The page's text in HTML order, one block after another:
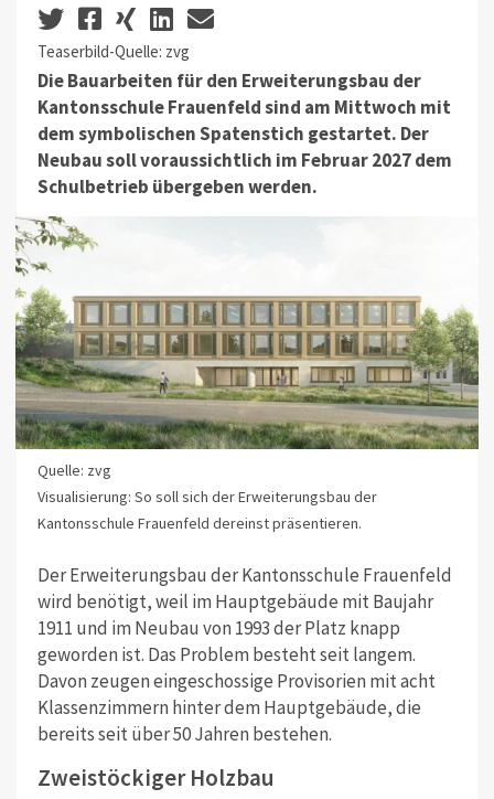
Teaserbild-Quelle: zvg
Die Bauarbeiten für den Erweiterungsbau der
Kantonsschule Frauenfeld sind am Mittwoch mit
dem symbolischen Spatenstich gestartet. Der
Neubau soll voraussichtlich im Februar 2027 dem
Schulbetrieb übergeben werden.
Quelle: zvg
Visualisierung: So soll sich der Erweiterungsbau der
Kantonsschule Frauenfeld dereinst präsentieren.
Der Erweiterungsbau der Kantonsschule Frauenfeld
wird benötigt, weil im Hauptgebäude mit Baujahr
1911 und im Neubau von 1993 der Platz knapp
geworden ist. Das Problem besteht seit langem.
Davon zeugen eingeschossige Provisorien mit acht
Klassenzimmern hinter dem Hauptgebäude, die
bereits seit über 50 Jahren bestehen.
Zweistöckiger Holzbau